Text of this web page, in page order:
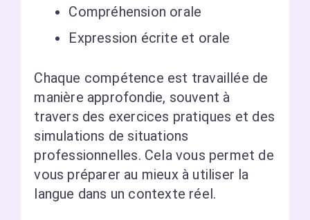
Compréhension orale
Expression écrite et orale
Chaque compétence est travaillée de
manière approfondie, souvent à
travers des exercices pratiques et des
simulations de situations
professionnelles. Cela vous permet de
vous préparer au mieux à utiliser la
langue dans un contexte réel.